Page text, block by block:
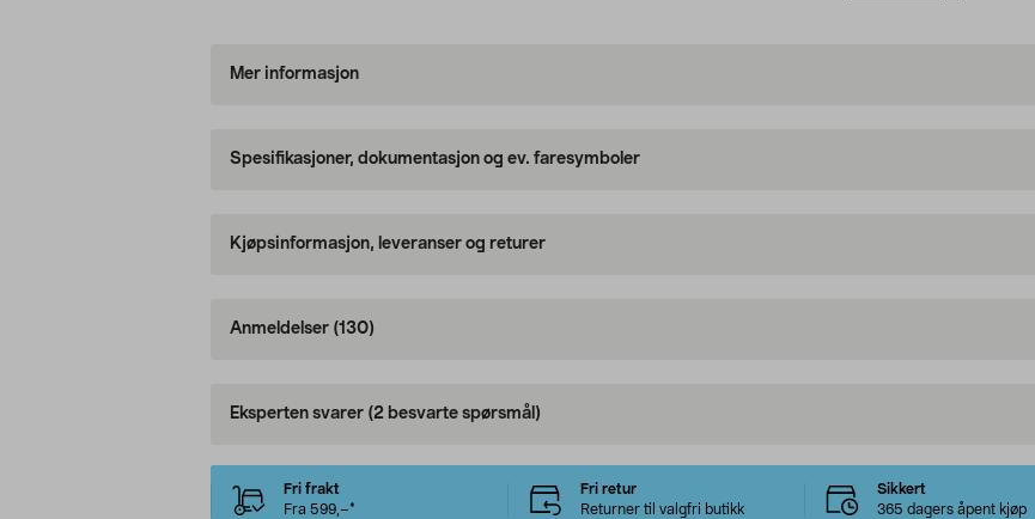
Mer informasjon
Spesifikasjoner, dokumentasjon og ev. faresymboler
Kjøpsinformasjon, leveranser og returer
Anmeldelser (130)
Eksperten svarer (2 besvarte spørsmål)
Fri frakt
Fra 599,–*
Fri retur
Returner til valgfri butikk
Sikkert
365 dagers åpent kjøp